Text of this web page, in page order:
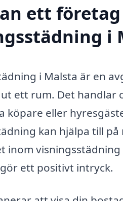
ett
i
i Malsta är en
ett rum. Det handlar
köpare eller
kan hjälpa till
inom
ett positivt intryck.